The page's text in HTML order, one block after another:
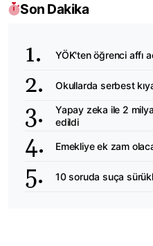
Son Dakika
YÖK'ten öğrenci affı
Okullarda serbest
Yapay zeka ile 2
edildi
Emekliye ek zam
10 soruda suça